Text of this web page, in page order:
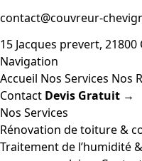
contact@couvreur-
15 Jacques prevert,
Navigation
Accueil Nos Services Nos
Contact Devis Gratuit →
Nos Services
Rénovation de toiture &
Traitement de l’humidité